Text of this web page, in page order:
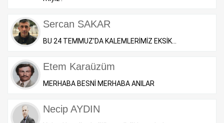
Sercan SAKAR
BU 24 TEMMUZ'DA KALEMLERİMİZ EKSİK...
Etem Karaüzüm
MERHABA BESNİ MERHABA ANILAR
Necip AYDIN